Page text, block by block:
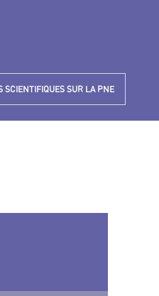
SCIENTIFIQUES SUR LA PNE